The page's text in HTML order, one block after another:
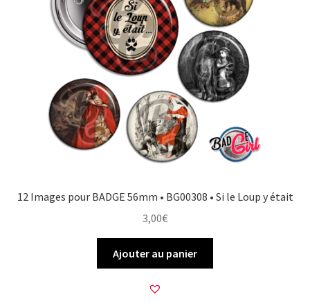
12 Images pour BADGE 56mm • BG00308 • Si le Loup y était
3,00€
Ajouter au panier